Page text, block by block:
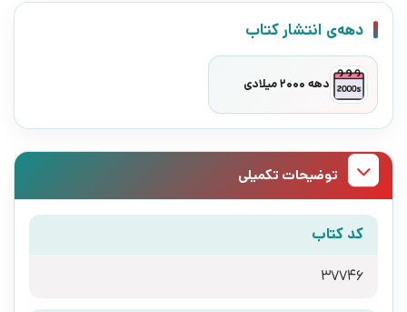
دهه‌ی انتشار کتاب
دهه 2000 میلادی
توضیحات تکمیلی
کد کتاب
37746